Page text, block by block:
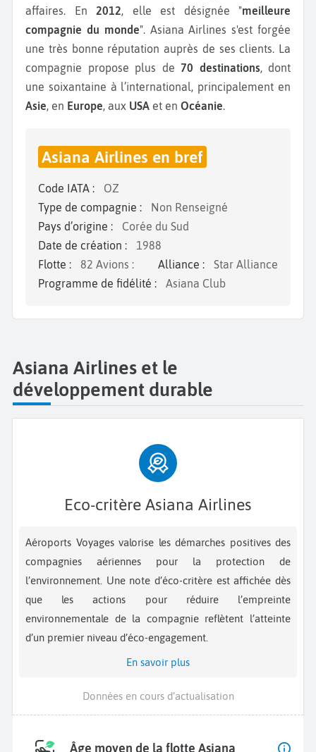
affaires. En 2012, elle est désignée "meilleure
compagnie du monde". Asiana Airlines s'est forgée
une très bonne réputation auprès de ses clients. La
compagnie propose plus de 70 destinations, dont
une soixantaine à l’international, principalement en
Asie, en Europe, aux USA et en Océanie.
Asiana Airlines en bref
Code IATA :
OZ
Type de compagnie :
Non Renseigné
Pays d’origine :
Corée du Sud
Date de création :
1988
Flotte :
82 Avions : Alliance :
Star Alliance
Programme de fidélité :
Asiana Club
Asiana Airlines et le
développement durable
Eco-critère Asiana Airlines
Aéroports Voyages valorise les démarches positives des
compagnies aériennes pour la protection de
l’environnement. Une note d’éco-critère est affichée dès
que les actions pour réduire l’empreinte
environnementale de la compagnie reflètent l’atteinte
d’un premier niveau d’éco-engagement.
En savoir plus
Données en cours d’actualisation
Âge moyen de la flotte Asiana